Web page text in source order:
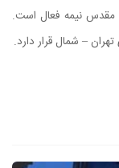
مقدس نیمه فعال است.
– شمال قرار دارد.